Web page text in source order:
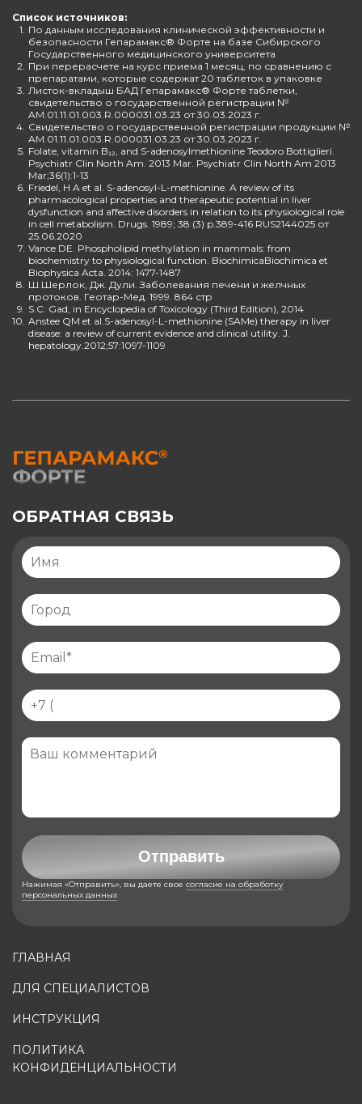
Список источников:
1. По данным исследования клинической эффективности и
безопасности Гепарамакс® Форте на базе Сибирского
Государственного медицинского университета
2. При перерасчете на курс приема 1 месяц, по сравнению с
препаратами, которые содержат 20 таблеток в упаковке
3. Листок-вкладыш БАД Гепарамакс® Форте таблетки,
свидетельство о государственной регистрации №
AM.01.11.01.003.R.000031.03.23 от 30.03.2023 г.
4. Свидетельство о государственной регистрации продукции №
AM.01.11.01.003.R.000031.03.23 от 30.03.2023 г.
5. Folate, vitamin B₁₂, and S-adenosylmethionine Teodoro Bottiglieri.
Psychiatr Clin North Am. 2013 Mar. Psychiatr Clin North Am 2013
Mar;36(1):1-13
6. Friedel, H A et al. S-adenosyl-L-methionine. A review of its
pharmacological properties and therapeutic potential in liver
dysfunction and affective disorders in relation to its physiological role
in cell metabolism. Drugs. 1989; 38 (3) p.389-416 RUS2144025 от
25.06.2020
7. Vance DE. Phospholipid methylation in mammals: from
biochemistry to physiological function. BiochimicaBiochimica et
Biophysica Acta. 2014: 1477-1487
8. Ш.Шерлок, Дж. Дули. Заболевания печени и желчных
протоков. Геотар-Мед. 1999. 864 стр
9. S.C. Gad, in Encyclopedia of Toxicology (Third Edition), 2014
10. Anstee QM et al.S-adenosyl-L-methionine (SAMe) therapy in liver
disease: a review of current evidence and clinical utility. J.
hepatology.2012;57:1097-1109
ГЛАВНАЯ
ДЛЯ СПЕЦИАЛИСТОВ
ИНСТРУКЦИЯ
ПОЛИТИКА
КОНФИДЕНЦИАЛЬНОСТИ
ОБРАТНАЯ СВЯЗЬ
Отправить
Нажимая «Отправить», вы даете свое согласие на обработку
персональных данных